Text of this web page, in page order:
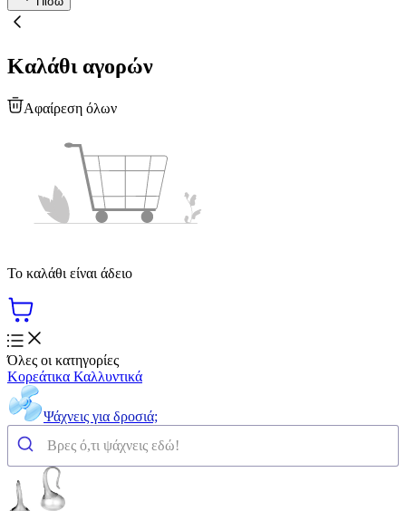
Καλάθι αγορών
Αφαίρεση όλων
Το καλάθι είναι άδειο
Όλες οι κατηγορίες
Κορεάτικα Καλλυντικά
Ψάχνεις για δροσιά;